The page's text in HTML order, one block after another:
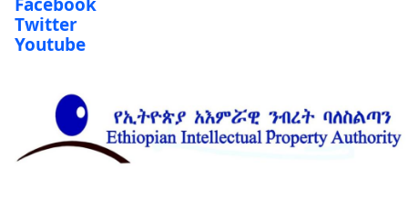
Facebook
Twitter
Youtube